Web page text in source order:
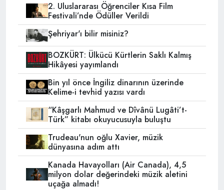
2. Uluslararası Öğrenciler Kısa Film
Festivali’nde Ödüller Verildi
Şehriyar'ı bilir misiniz?
BOZKÜRT: Ülkücü Kürtlerin Saklı Kalmış
Hikâyesi yayımlandı
Bin yıl önce İngiliz dinarının üzerinde
Kelime-i tevhid yazısı vardı
“Kâşgarlı Mahmud ve Dîvânü Lugâti’t-
Türk” kitabı okuyucusuyla buluştu
Trudeau'nun oğlu Xavier, müzik
dünyasına adım attı
Kanada Havayolları (Air Canada), 4,5
milyon dolar değerindeki müzik aletini
uçağa almadı!